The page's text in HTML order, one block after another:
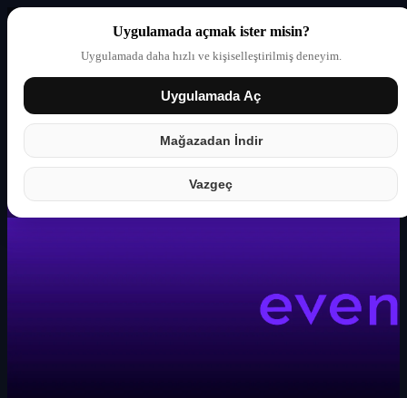
Uygulamada açmak ister misin?
Uygulamada daha hızlı ve kişiselleştirilmiş deneyim.
Uygulamada Aç
Mağazadan İndir
Vazgeç
Giriş yap Partner